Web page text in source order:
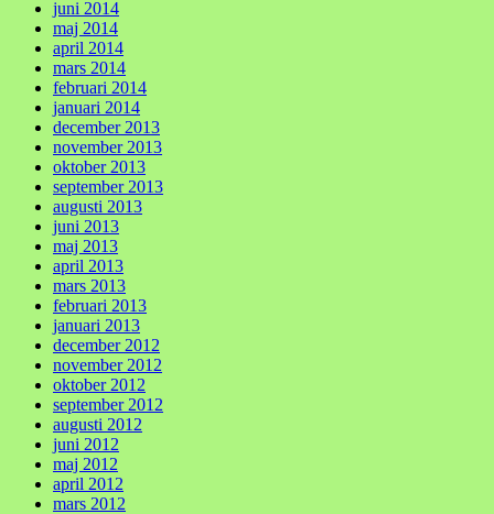
juni 2014
maj 2014
april 2014
mars 2014
februari 2014
januari 2014
december 2013
november 2013
oktober 2013
september 2013
augusti 2013
juni 2013
maj 2013
april 2013
mars 2013
februari 2013
januari 2013
december 2012
november 2012
oktober 2012
september 2012
augusti 2012
juni 2012
maj 2012
april 2012
mars 2012